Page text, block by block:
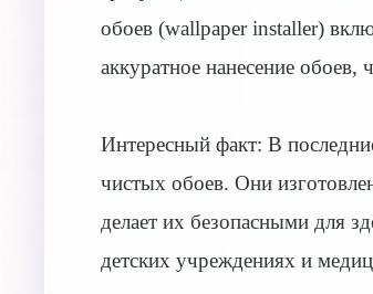
обоев (wallpaper installer)
аккуратное нанесение обоев,
Интересный факт: В
чистых обоев. Они
делает их безопасными для
детских учреждениях и